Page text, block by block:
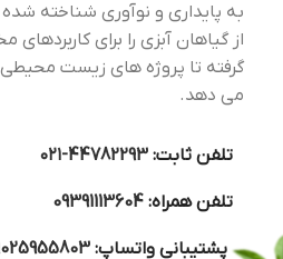
به پایداری و نوآوری شناخته
از گیاهان آبزی را برای کاربردهای
گرفته تا پروژه های زیست محیطی
می دهد.
تلفن ثابت:44782293-۰۲۱
تلفن همراه:09391113604
پشتیبانی واتساپ: